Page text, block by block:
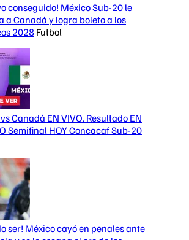
conseguido! México Sub-20 le
a Canadá y logra boleto a los
2028 Futbol
Canadá EN VIVO. Resultado EN
Semifinal HOY Concacaf Sub-20
ser! México cayó en penales ante